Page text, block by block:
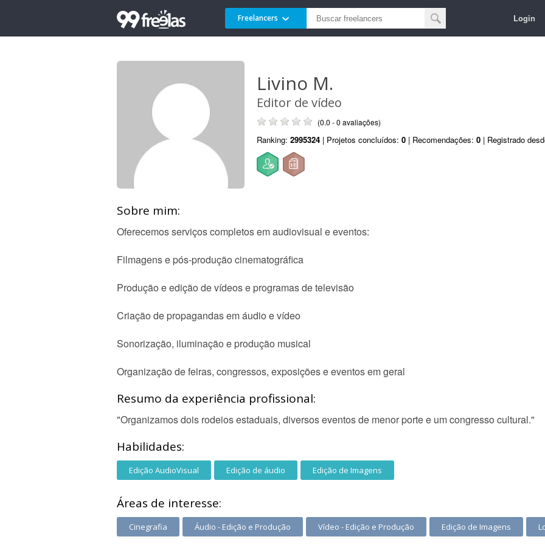
Freelancers Login
Livino M.
Editor de vídeo
(0.0 - 0 avaliações)
Ranking: 2995324 | Projetos concluídos: 0 | Recomendações: 0 | Registrado
Sobre mim:
Oferecemos serviços completos em audiovisual e eventos:
Filmagens e pós-produção cinematográfica
Produção e edição de vídeos e programas de televisão
Criação de propagandas em áudio e vídeo
Sonorização, iluminação e produção musical
Organização de feiras, congressos, exposições e eventos em geral
Resumo da experiência profissional:
"Organizamos dois rodeios estaduais, diversos eventos de menor porte e um congresso cultural."
Habilidades:
Edição AudioVisual Edição de áudio Edição de Imagens
Áreas de interesse:
Cinegrafia Áudio - Edição e Produção Vídeo - Edição e Produção Edição de Imagens